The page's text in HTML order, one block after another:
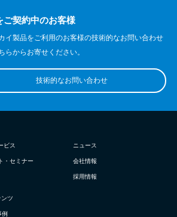
ご契約中のお客様
イ製品をご利用のお客様の技術的なお問い合わせ
らからお寄せください。
技術的なお問い合わせ
ビス ニュース
・セミナー 会社情報
採用情報
ツ
例